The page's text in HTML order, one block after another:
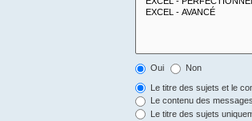
Oui Non
Le titre des sujets et le
Le contenu des
Le titre des sujets